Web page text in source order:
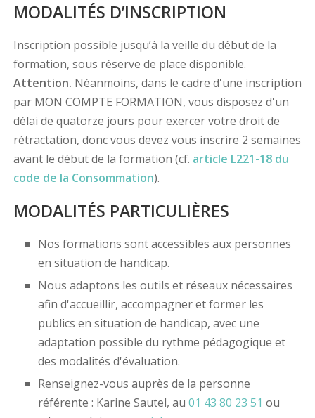
MODALITÉS D’INSCRIPTION
Inscription possible jusqu’à la veille du début de la
formation, sous réserve de place disponible.
Attention. Néanmoins, dans le cadre d'une inscription
par MON COMPTE FORMATION, vous disposez d'un
délai de quatorze jours pour exercer votre droit de
rétractation, donc vous devez vous inscrire 2 semaines
avant le début de la formation (cf. article L221-18 du
code de la Consommation).
MODALITÉS PARTICULIÈRES
Nos formations sont accessibles aux personnes
en situation de handicap.
Nous adaptons les outils et réseaux nécessaires
afin d'accueillir, accompagner et former les
publics en situation de handicap, avec une
adaptation possible du rythme pédagogique et
des modalités d'évaluation.
Renseignez-vous auprès de la personne
référente : Karine Sautel, au 01 43 80 23 51 ou